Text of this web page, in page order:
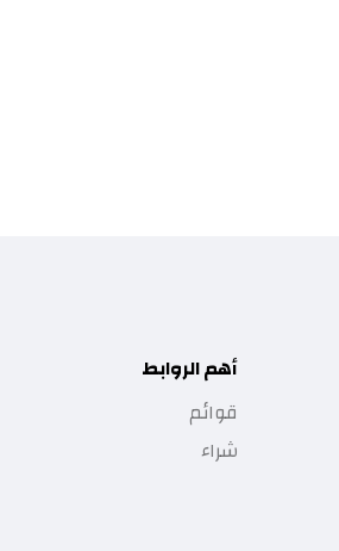
أهم الروابط
قوائم
شراء